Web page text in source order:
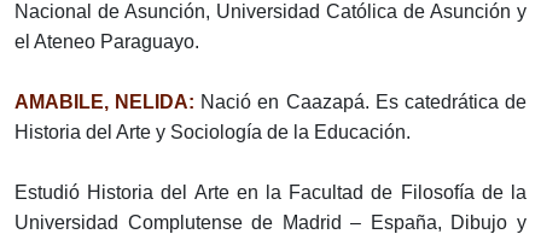
Nacional de Asunción, Universidad Católica de Asunción y
el Ateneo Paraguayo.
AMABILE, NELIDA: Nació en Caazapá. Es catedrática de
Historia del Arte y Sociología de la Educación.
Estudió Historia del Arte en la Facultad de Filosofía de la
Universidad Complutense de Madrid – España, Dibujo y